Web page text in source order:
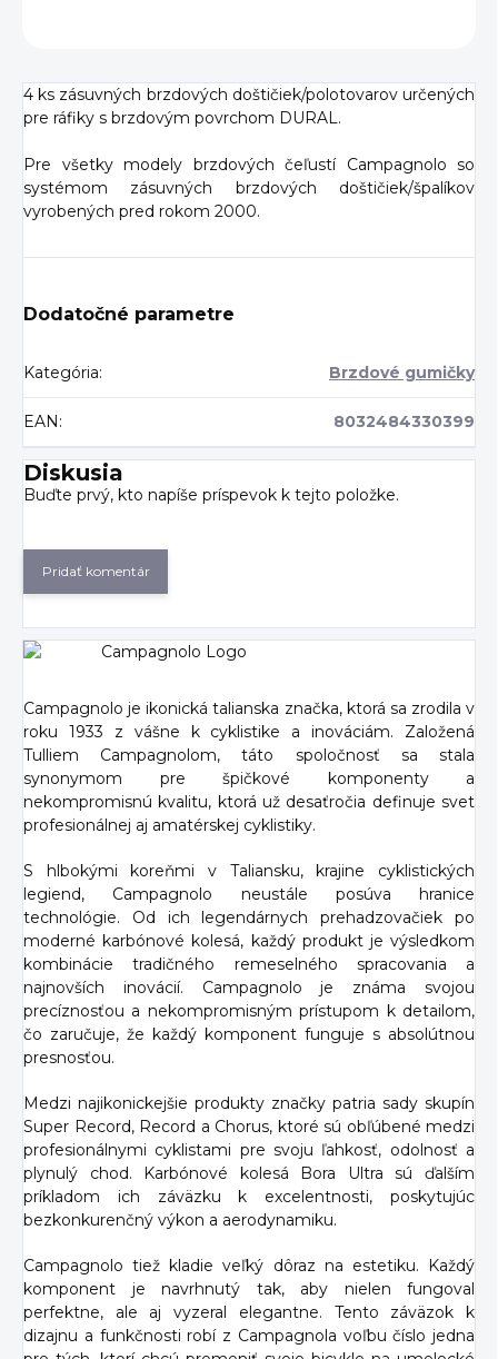
4 ks zásuvných brzdových doštičiek/polotovarov určených
pre ráfiky s brzdovým povrchom DURAL.
Pre všetky modely brzdových čeľustí Campagnolo so
systémom zásuvných brzdových doštičiek/špalíkov
vyrobených pred rokom 2000.
Dodatočné parametre
Kategória: Brzdové gumičky
EAN : 8032484330399
Diskusia
Buďte prvý, kto napíše príspevok k tejto položke.
Pridať komentár
Campagnolo je ikonická talianska značka, ktorá sa zrodila v
roku 1933 z vášne k cyklistike a inováciám. Založená
Tulliem Campagnolom, táto spoločnosť sa stala
synonymom pre špičkové komponenty a
nekompromisnú kvalitu, ktorá už desaťročia definuje svet
profesionálnej aj amatérskej cyklistiky.
S hlbokými koreňmi v Taliansku, krajine cyklistických
legiend, Campagnolo neustále posúva hranice
technológie. Od ich legendárnych prehadzovačiek po
moderné karbónové kolesá, každý produkt je výsledkom
kombinácie tradičného remeselného spracovania a
najnovších inovácií. Campagnolo je známa svojou
precíznosťou a nekompromisným prístupom k detailom,
čo zaručuje, že každý komponent funguje s absolútnou
presnosťou.
Medzi najikonickejšie produkty značky patria sady skupín
Super Record, Record a Chorus, ktoré sú obľúbené medzi
profesionálnymi cyklistami pre svoju ľahkosť, odolnosť a
plynulý chod. Karbónové kolesá Bora Ultra sú ďalším
príkladom ich záväzku k excelentnosti, poskytujúc
bezkonkurenčný výkon a aerodynamiku.
Campagnolo tiež kladie veľký dôraz na estetiku. Každý
komponent je navrhnutý tak, aby nielen fungoval
perfektne, ale aj vyzeral elegantne. Tento záväzok k
dizajnu a funkčnosti robí z Campagnola voľbu číslo jedna